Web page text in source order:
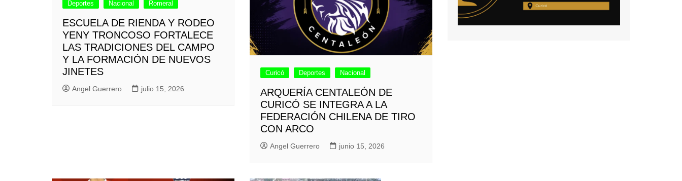
Deportes Nacional Romeral
ESCUELA DE RIENDA Y RODEO
YENY TRONCOSO FORTALECE
LAS TRADICIONES DEL CAMPO
Y LA FORMACIÓN DE NUEVOS
JINETES
Angel Guerrero julio 15, 2026
Curicó Deportes Nacional
ARQUERÍA CENTALEÓN DE
CURICÓ SE INTEGRA A LA
FEDERACIÓN CHILENA DE TIRO
CON ARCO
Angel Guerrero junio 15, 2026